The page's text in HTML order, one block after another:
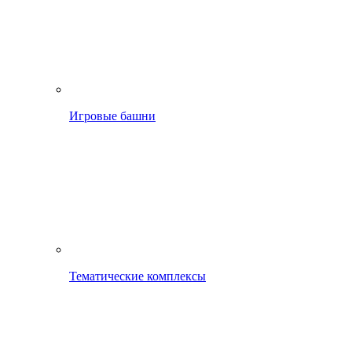
Игровые башни
Тематические комплексы